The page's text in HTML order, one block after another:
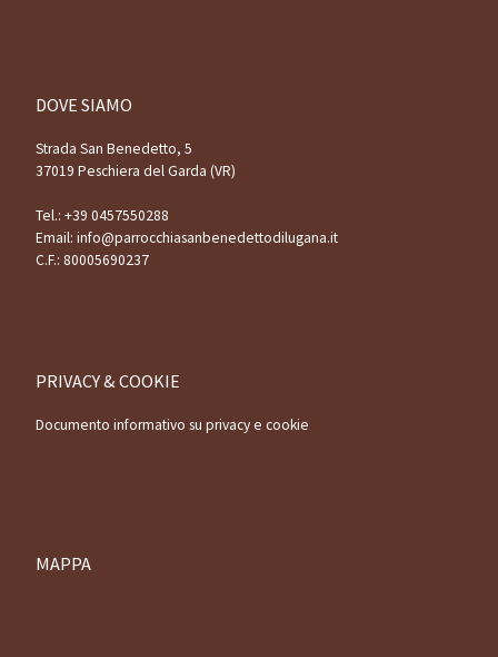
DOVE SIAMO
Strada San Benedetto, 5
37019 Peschiera del Garda (VR)
Tel.: +39 0457550288
Email: info@parrocchiasanbenedettodilugana.it
C.F.: 80005690237
PRIVACY & COOKIE
Documento informativo su privacy e cookie
MAPPA